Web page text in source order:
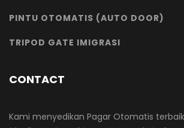
PINTU OTOMATIS (AUTO DOOR)
TRIPOD GATE IMIGRASI
CONTACT
Kami menyedikan Pagar Otomatis